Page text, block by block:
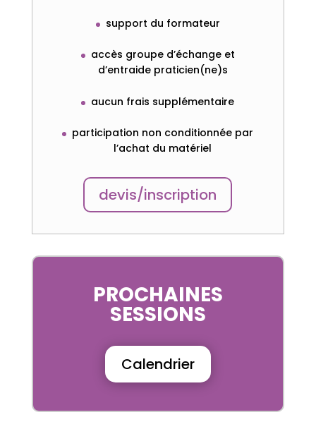
support du formateur
accès groupe d’échange et
d’entraide praticien(ne)s
aucun frais supplémentaire
participation non conditionnée par
l’achat du matériel
devis/inscription
PROCHAINES
SESSIONS
Calendrier